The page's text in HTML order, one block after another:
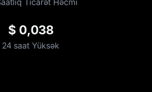
Ticarət Həcmi
$ 0,038
24 saat Yüksək